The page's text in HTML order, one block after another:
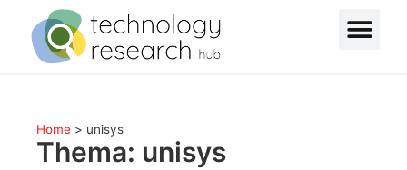
Home > unisys
Thema: unisys